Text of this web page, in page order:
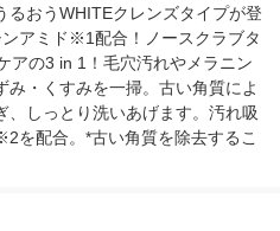
るおうWHITEクレンズタイプが登
アミド※1配合！ノースクラブタ
アの3 in 1！毛穴汚れやメラニン
・くすみを一掃。古い角質によ
、しっとり洗いあげます。汚れ吸
を配合。*古い角質を除去するこ